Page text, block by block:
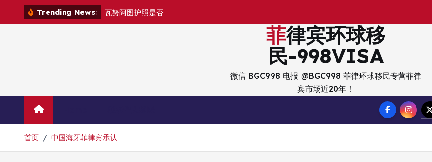
Trending News: 瓦努阿图护照是否
菲律宾环球移
民-998VISA
微信 BGC998 电报 @BGC998 菲律环球移民专营菲律
宾市场近20年！
首页 中国海牙菲律宾承认